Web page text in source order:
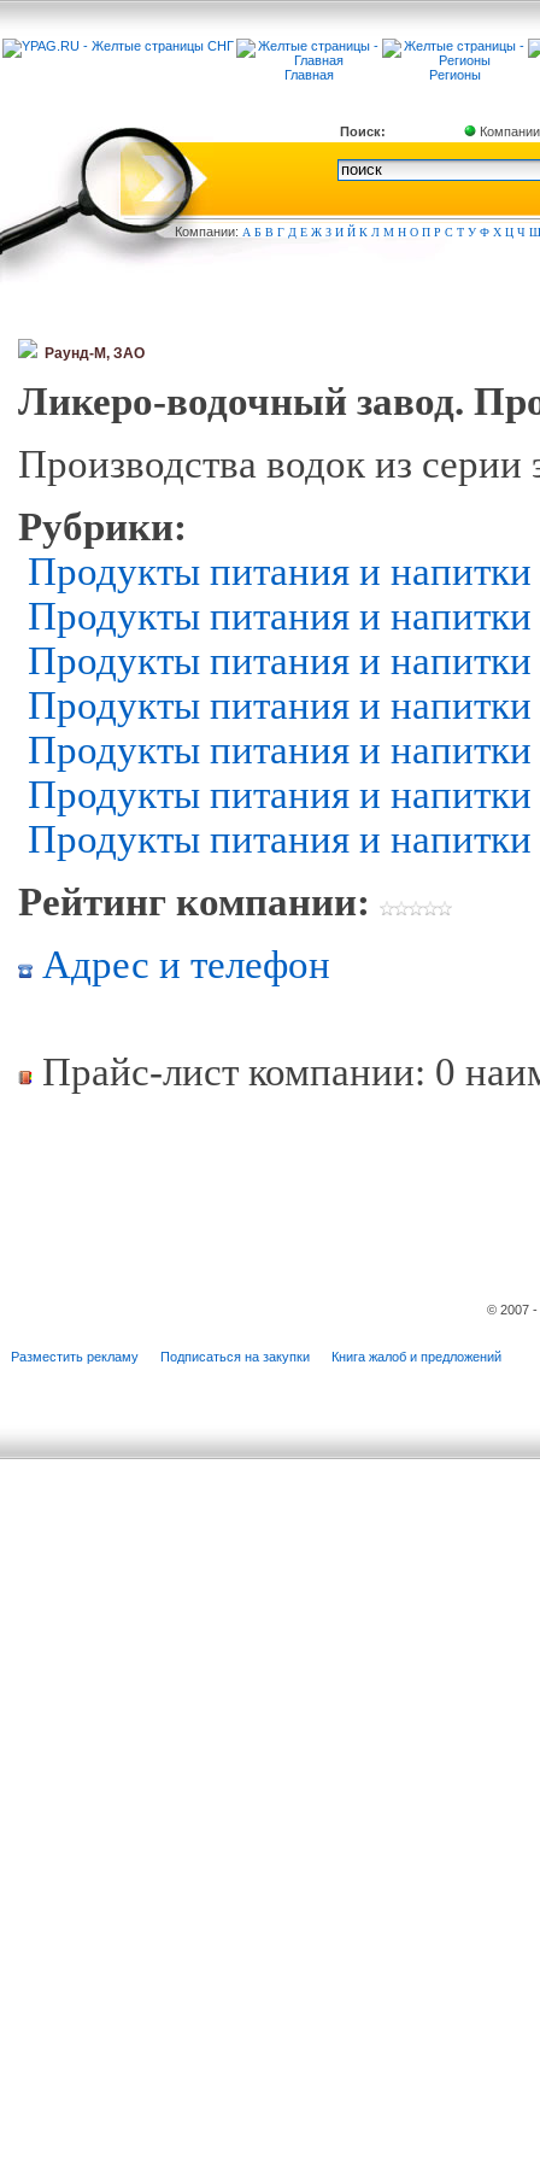
Главная Регионы
Поиск: Компании
Компании: А Б В Г Д Е Ж З И Й К Л М Н О П Р С Т У Ф Х Ц Ч Ш
Раунд-М, ЗАО
Ликеро-водочный завод.
Производства водок из серии
Рубрики:
Продукты питания и напитки
Продукты питания и напитки
Продукты питания и напитки
Продукты питания и напитки
Продукты питания и напитки
Продукты питания и напитки
Продукты питания и напитки
Рейтинг компании:
Адрес и телефон
Прайс-лист компании: 0
© 2007
Разместить рекламу Подписаться на закупки Книга жалоб и предложений